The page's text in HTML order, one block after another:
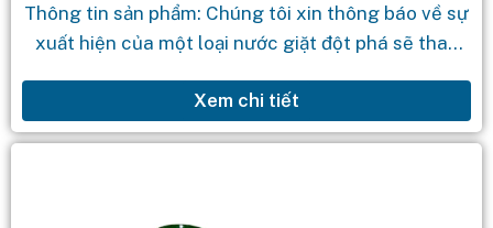
Thông tin sản phẩm: Chúng tôi xin thông báo về sự
xuất hiện của một loại nước giặt đột phá sẽ thay
Xem chi tiết